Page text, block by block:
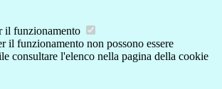
il funzionamento
il funzionamento non possono essere
consultare l'elenco nella pagina della cookie